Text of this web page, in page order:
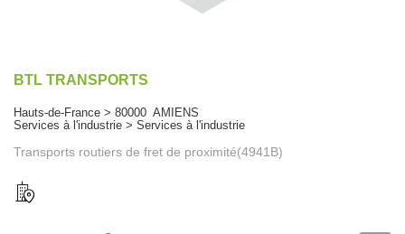
BTL TRANSPORTS
Hauts-de-France > 80000 AMIENS
Services à l'industrie > Services à l'industrie
Transports routiers de fret de proximité(4941B)